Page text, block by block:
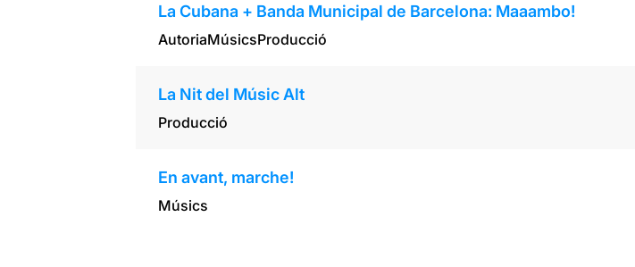
La Cubana + Banda Municipal de Barcelona: Maaambo!
AutoriaMúsicsProducció
La Nit del Músic Alt
Producció
En avant, marche!
Músics